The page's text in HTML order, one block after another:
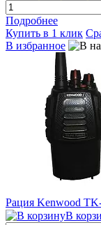
Подробнее
Купить в 1 клик
В избранное
Рация Kenwood
В